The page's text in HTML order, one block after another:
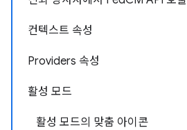
컨텍스트 속성
Providers 속성
활성 모드
활성 모드의 맞춤 아이콘